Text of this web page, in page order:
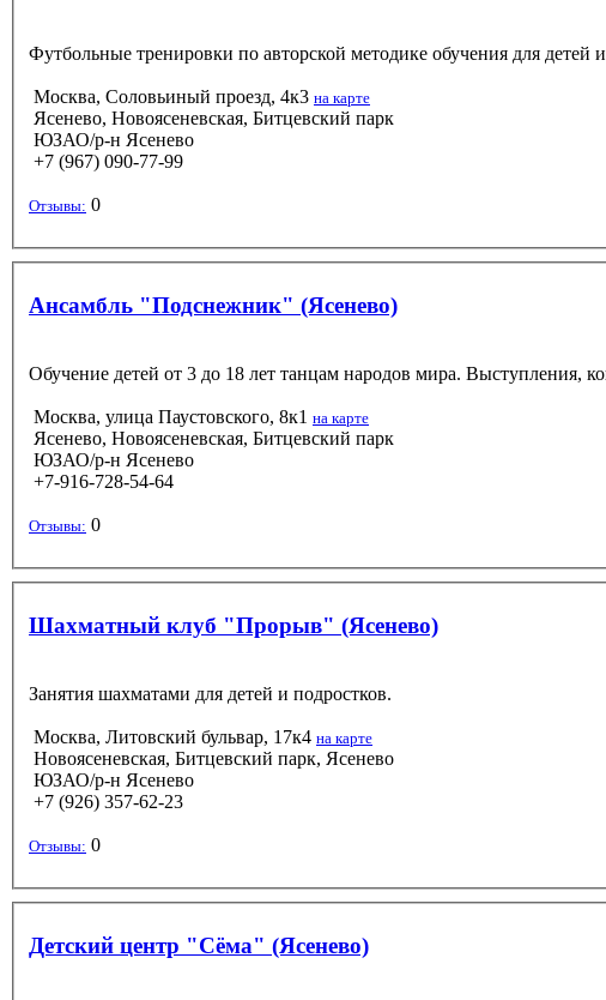
Футбольные тренировки по авторской методике обучения для
Москва, Соловьиный проезд, 4к3 на карте
Ясенево, Новоясеневская, Битцевский парк
ЮЗАО/р-н Ясенево
+7 (967) 090-77-99
Отзывы: 0
Ансамбль "Подснежник" (Ясенево)
Обучение детей от 3 до 18 лет танцам народов мира. Выступления,
Москва, улица Паустовского, 8к1 на карте
Ясенево, Новоясеневская, Битцевский парк
ЮЗАО/р-н Ясенево
+7-916-728-54-64
Отзывы: 0
Шахматный клуб "Прорыв" (Ясенево)
Занятия шахматами для детей и подростков.
Москва, Литовский бульвар, 17к4 на карте
Новоясеневская, Битцевский парк, Ясенево
ЮЗАО/р-н Ясенево
+7 (926) 357-62-23
Отзывы: 0
Детский центр "Сёма" (Ясенево)